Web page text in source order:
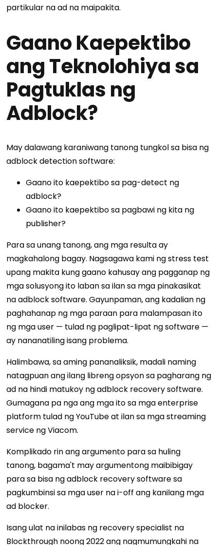
partikular na ad na maipakita.
Gaano Kaepektibo
ang Teknolohiya sa
Pagtuklas ng
Adblock?
May dalawang karaniwang tanong tungkol sa bisa ng
adblock detection software:
Gaano ito kaepektibo sa pag-detect ng
adblock?
Gaano ito kaepektibo sa pagbawi ng kita ng
publisher?
Para sa unang tanong, ang mga resulta ay
magkahalong bagay. Nagsagawa kami ng stress test
upang makita kung gaano kahusay ang pagganap ng
mga solusyong ito laban sa ilan sa mga pinakasikat
na adblock software. Gayunpaman, ang kadalian ng
paghahanap ng mga paraan para malampasan ito
ng mga user — tulad ng paglipat-lipat ng software —
ay nananatiling isang problema.
Halimbawa, sa aming pananaliksik, madali naming
natagpuan ang ilang libreng opsyon sa pagharang ng
ad na hindi matukoy ng adblock recovery software.
Gumagana pa nga ang mga ito sa mga enterprise
platform tulad ng YouTube at ilan sa mga streaming
service ng Viacom.
Komplikado rin ang argumento para sa huling
tanong, bagama't may argumentong maibibigay
para sa bisa ng adblock recovery software sa
pagkumbinsi sa mga user na i-off ang kanilang mga
ad blocker.
Isang ulat na inilabas ng recovery specialist na
Blockthrough noong 2022 ang nagmumungkahi na